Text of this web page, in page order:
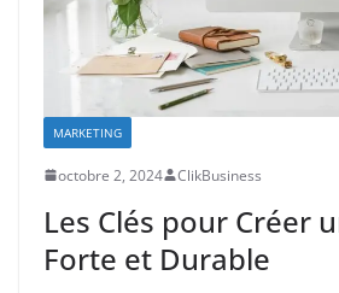
MARKETING
octobre 2, 2024 ClikBusiness
Les Clés pour Créer
Forte et Durable